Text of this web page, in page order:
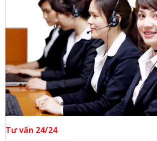
Tư vấn 24/24